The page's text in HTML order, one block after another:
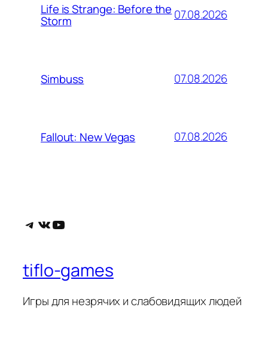
Life is Strange: Before the
Storm 07.08.2026
Simbuss 07.08.2026
Fallout: New Vegas 07.08.2026
Telegram
ВКонтакте
YouTube
tiflo-games
Игры для незрячих и слабовидящих людей